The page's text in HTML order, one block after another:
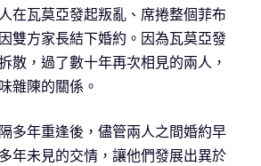
在瓦莫亞發起叛亂、席捲整個菲布
雙方家長結下婚約。因為瓦莫亞發
散，過了數十年再次相見的兩人，
雜陳的關係。
多年重逢後，儘管兩人之間婚約早
年未見的交情，讓他們發展出異於